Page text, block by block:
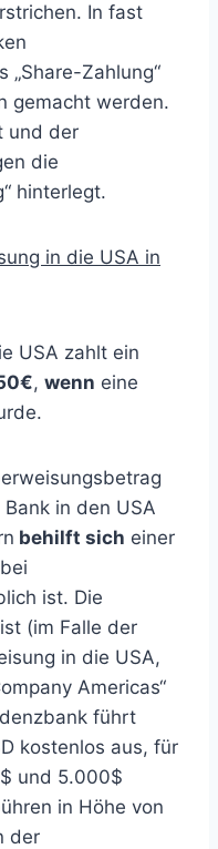
In fast
„Share-Zahlung“
gemacht werden.
und der
die
hinterlegt.
in die USA in
USA zahlt ein
, wenn eine
in den USA
behilft sich einer
ist. Die
(im Falle der
in die USA,
Americas“
führt
kostenlos aus, für
und 5.000$
in Höhe von
der